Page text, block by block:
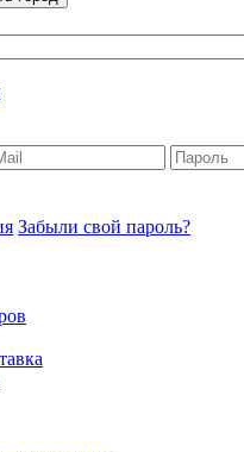
Забыли свой пароль?